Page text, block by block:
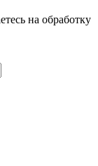
на обработку